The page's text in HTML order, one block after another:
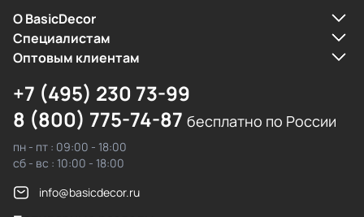
О BasicDecor
Cпециалистам
Оптовым клиентам
+7 (495) 230 73-99
8 (800) 775-74-87 бесплатно по России
пн - пт : 09:00 - 18:00
сб - вс : 10:00 - 18:00
info@basicdecor.ru